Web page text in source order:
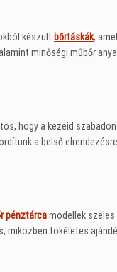
készült bőrtáskák,
minőségi műbőr
hogy a kezeid
a belső
pénztárcamodellek
miközben tökéletes